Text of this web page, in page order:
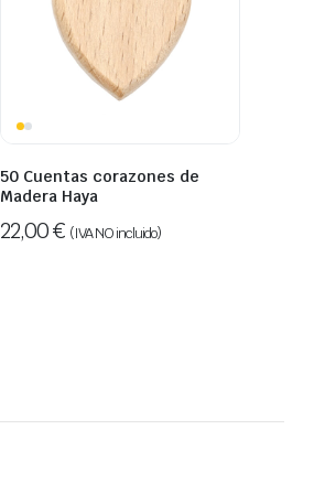
50 Cuentas corazones de
Madera Haya
22,00€ (IVA NO incluido)